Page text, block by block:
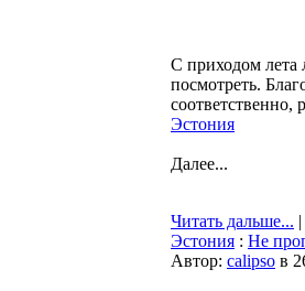
С приходом лета
посмотреть.
соответственно,
Эстония
Далее...
Читать дальше...
Эстония : Не
Автор: calipso в